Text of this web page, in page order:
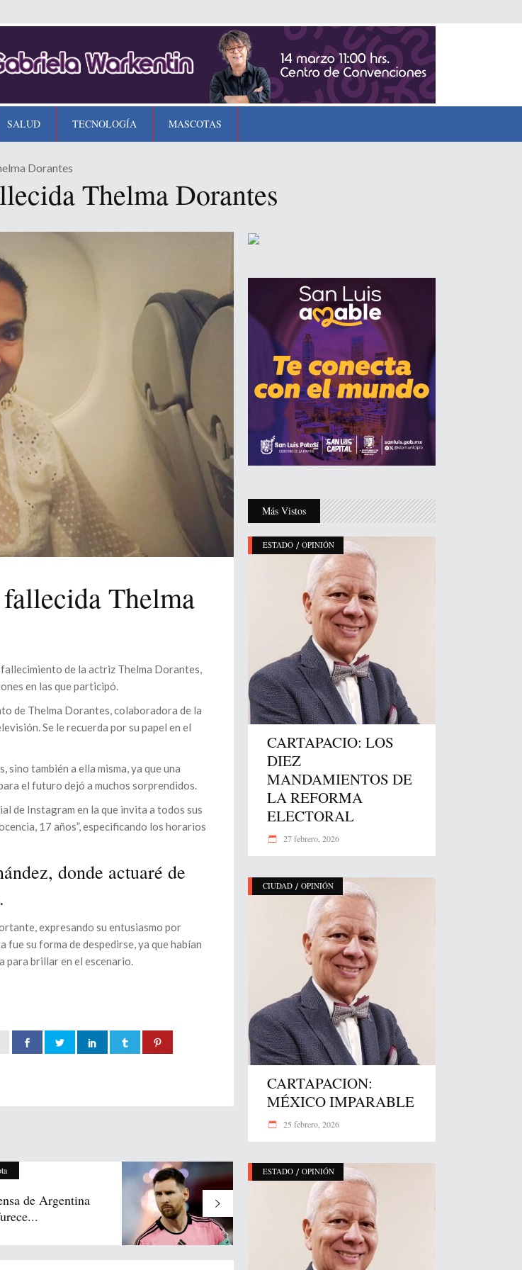
SALUD TECNOLOGÍA MASCOTAS
Dorantes
Thelma Dorantes
Thelma
de la actriz Thelma Dorantes,
en las que participó.
de Thelma Dorantes, colaboradora de la
Se le recuerda por su papel en el
también a ella misma, ya que una
el futuro dejó a muchos sorprendidos.
de Instagram en la que invita a todos sus
17 años”, especificando los horarios
donde actuaré de
expresando su entusiasmo por
su forma de despedirse, ya que habían
para brillar en el escenario.
de Argentina
Más Vistos
ESTADO / OPINIÓN
CARTAPACIO: LOS
DIEZ
MANDAMIENTOS DE
LA REFORMA
ELECTORAL
27 febrero, 2026
CIUDAD / OPINIÓN
CARTAPACION:
MÉXICO IMPARABLE
25 febrero, 2026
ESTADO / OPINIÓN